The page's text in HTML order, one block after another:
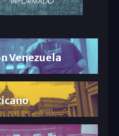
Venezuela